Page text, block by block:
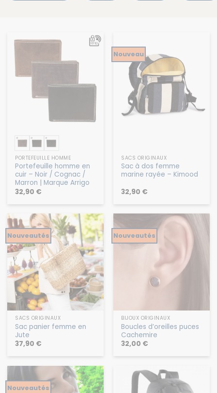
PORTEFEUILLE HOMME
Portefeuille homme en
cuir – Noir / Cognac /
Marron | Marque Arrigo
32,90 €
Nouveau
SACS ORIGINAUX
Sac à dos femme
marine rayée – Kimood
32,90 €
Nouveautés
SACS ORIGINAUX
Sac panier femme en
Jute
37,90 €
Nouveautés
BIJOUX ORIGINAUX
Boucles d’oreilles puces
Cachemire
32,00 €
Nouveautés